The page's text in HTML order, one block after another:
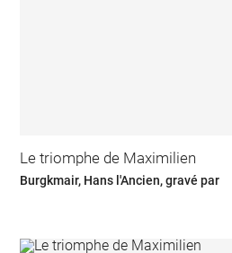
Le triomphe de Maximilien
Burgkmair, Hans l'Ancien, gravé par